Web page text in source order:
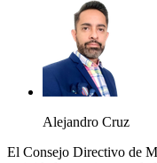
Alejandro Cruz
El Consejo Directivo de